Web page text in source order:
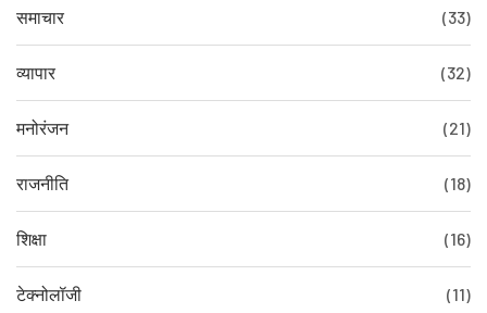
समाचार (33)
व्यापार (32)
मनोरंजन (21)
राजनीति (18)
शिक्षा (16)
टेक्नोलॉजी (11)